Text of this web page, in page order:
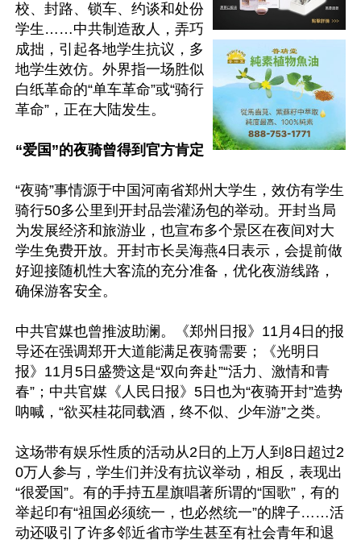
校、封路、锁车、约谈和处份
学生……中共制造敌人，弄巧
成拙，引起各地学生抗议，多
地学生效仿。外界指一场胜似
白纸革命的“单车革命”或“骑行
革命”，正在大陆发生。
“爱国”的夜骑曾得到官方肯定
“夜骑”事情源于中国河南省郑州大学生，效仿有学生
骑行50多公里到开封品尝灌汤包的举动。开封当局
为发展经济和旅游业，也宣布多个景区在夜间对大
学生免费开放。开封市长吴海燕4日表示，会提前做
好迎接随机性大客流的充分准备，优化夜游线路，
确保游客安全。
中共官媒也曾推波助澜。《郑州日报》11月4日的报
导还在强调郑开大道能满足夜骑需要；《光明日
报》11月5日盛赞这是“双向奔赴”“活力、激情和青
春”；中共官媒《人民日报》5日也为“夜骑开封”造势
呐喊，“欲买桂花同载酒，终不似、少年游”之类。
这场带有娱乐性质的活动从2日的上万人到8日超过2
0万人参与，学生们并没有抗议举动，相反，表现出
“很爱国”。有的手持五星旗唱著所谓的“国歌”，有的
举起印有“祖国必须统一，也必然统一”的牌子……活
动还吸引了许多邻近省市学生甚至有社会青年和退